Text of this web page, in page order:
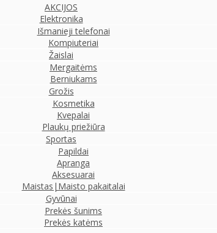
AKCIJOS
Elektronika
Išmanieji telefonai
Kompiuteriai
Žaislai
Mergaitėms
Berniukams
Grožis
Kosmetika
Kvepalai
Plaukų priežiūra
Sportas
Papildai
Apranga
Aksesuarai
Maistas|Maisto pakaitalai
Gyvūnai
Prekės šunims
Prekės katėms